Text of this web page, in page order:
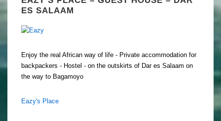
ES SALAAM
Enjoy the real African way of life - Private accommodation for
backpackers - Hostel - on the outskirts of Dar es Salaam on
the way to Bagamoyo
Eazy's Place